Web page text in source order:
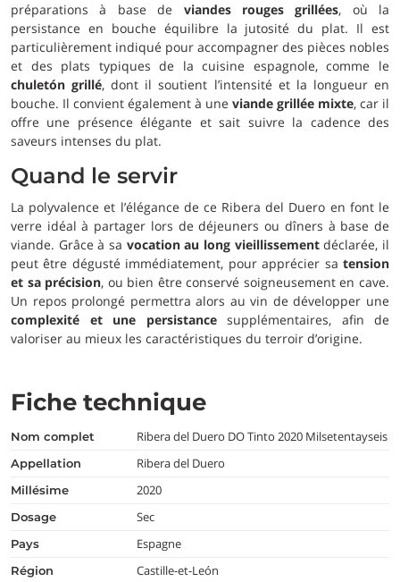
préparations à base de viandes rouges grillées, où la
persistance en bouche équilibre la jutosité du plat. Il est
particulièrement indiqué pour accompagner des pièces nobles
et des plats typiques de la cuisine espagnole, comme le
chuletón grillé, dont il soutient l’intensité et la longueur en
bouche. Il convient également à une viande grillée mixte, car il
offre une présence élégante et sait suivre la cadence des
saveurs intenses du plat.
Quand le servir
La polyvalence et l’élégance de ce Ribera del Duero en font le
verre idéal à partager lors de déjeuners ou dîners à base de
viande. Grâce à sa vocation au long vieillissementdéclarée, il
peut être dégusté immédiatement, pour apprécier sa tension
et sa précision, ou bien être conservé soigneusement en cave.
Un repos prolongé permettra alors au vin de développer une
complexité et une persistancesupplémentaires, afin de
valoriser au mieux les caractéristiques du terroir d’origine.
Fiche technique
nom complet Ribera del Duero DO Tinto 2020 Milsetentayseis
appellation Ribera del Duero
millésime 2020
dosage Sec
pays Espagne
région Castille-et-León